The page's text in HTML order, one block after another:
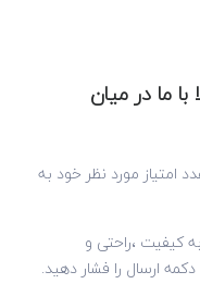
با ما در میان
امتیاز مورد نظر خود به
کیفیت ،راحتی و
ارسال را فشار دهید.